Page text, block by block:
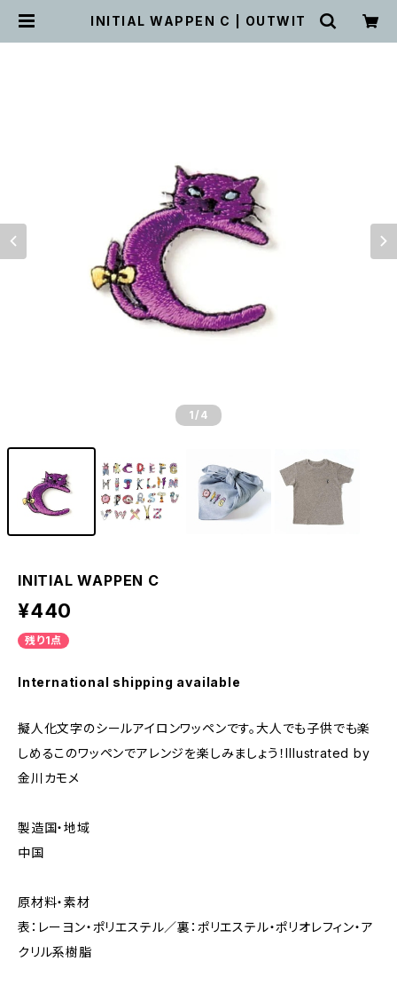
INITIAL WAPPEN C | OUTWIT
1 /4
INITIAL WAPPEN C
¥440
残り1点
International shipping available
擬人化文字のシールアイロンワッペンです。大人でも子供でも楽
しめるこのワッペンでアレンジを楽しみましょう！Illustrated by
金川カモメ
製造国・地域
中国
原材料・素材
表：レーヨン・ポリエステル／裏：ポリエステル・ポリオレフィン・ア
クリル系樹脂